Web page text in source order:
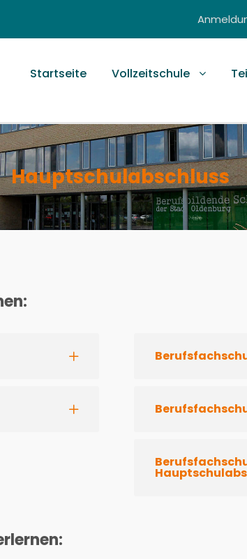
Startseite Vollzeitschule
Hauptschulabschluss